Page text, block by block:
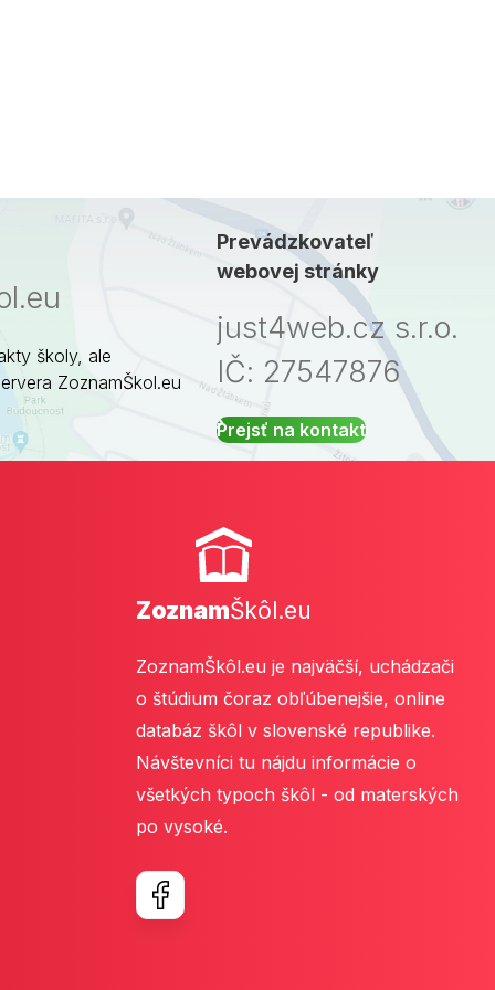
školy, ale
ZoznamŠkol.eu
Prevádzkovateľ
webovej stránky
just4web.cz s.r.o.
IČ: 27547876
Prejsť na kontakt
ZoznamŠkôl.eu
ZoznamŠkôl.eu je najväčší, uchádzači
o štúdium čoraz obľúbenejšie, online
databáz škôl v slovenské republike.
Návštevníci tu nájdu informácie o
všetkých typoch škôl - od materských
po vysoké.